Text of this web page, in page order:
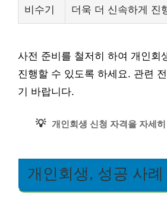
비수기 더욱 더 신속하게 진
사전 준비를 철저히 하여 개인회
진행할 수 있도록 하세요. 관련
기 바랍니다.
💡 개인회생 신청 자격을 자세
개인회생, 성공 사례